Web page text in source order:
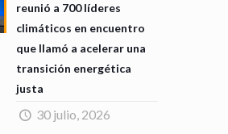
reunió a 700 líderes
climáticos en encuentro
que llamó a acelerar una
transición energética
justa
30 julio, 2026